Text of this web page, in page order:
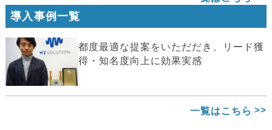
導入事例一覧
都度最適な提案をいただだき、リード獲
得・知名度向上に効果実感
一覧はこちら